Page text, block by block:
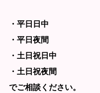
・平日日中
・平日夜間
・土日祝日中
・土日祝夜間
でご相談ください。